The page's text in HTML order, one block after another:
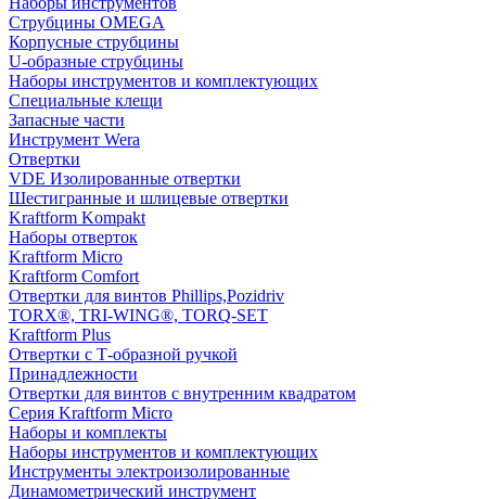
Струбцины OMEGA
Корпусные струбцины
U-образные струбцины
Наборы инструментов и комплектующих
Специальные клещи
Запасные части
Инструмент Wera
Отвертки
VDE Изолированные отвертки
Шестигранные и шлицевые отвертки
Kraftform Kompakt
Наборы отверток
Kraftform Micro
Kraftform Comfort
Отвертки для винтов Phillips,Pozidriv
TORX®, TRI-WING®, TORQ-SET
Kraftform Plus
Отвертки с Т-образной ручкой
Принадлежности
Отвертки для винтов с внутренним квадратом
Серия Kraftform Micro
Наборы и комплекты
Наборы инструментов и комплектующих
Инструменты электроизолированные
Динамометрический инструмент